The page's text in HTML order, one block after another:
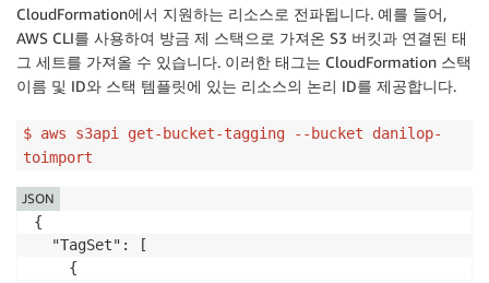
CloudFormation에서 지원하는 리소스로 전파됩니다. 예를 들어,
AWS CLI를 사용하여 방금 제 스택으로 가져온 S3 버킷과 연결된 태
그 세트를 가져올 수 있습니다. 이러한 태그는 CloudFormation 스택
이름 및 ID와 스택 템플릿에 있는 리소스의 논리 ID를 제공합니다.
$ aws s3api get-bucket-tagging --bucket danilop-
toimport
{
  "TagSet": [
    {
JSON